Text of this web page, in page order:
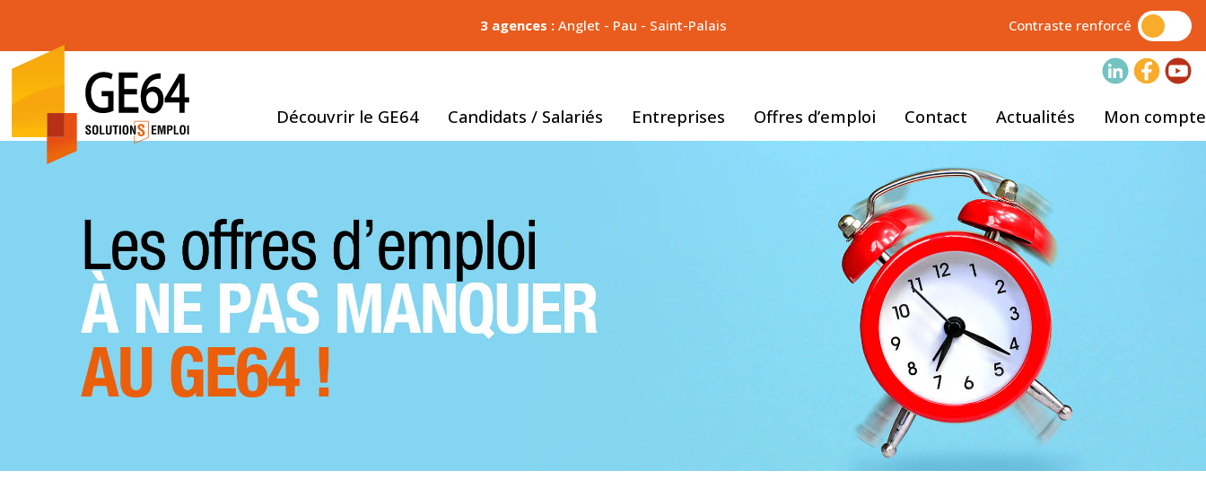
3 agences : Anglet - Pau - Saint-Palais Contraste renforcé
Découvrir le GE64 Candidats / Salariés Entreprises Offres d’emploi Contact Actualités Mon compte